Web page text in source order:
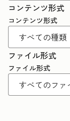
コンテンツ形式
コンテンツ形式
ファイル形式
ファイル形式